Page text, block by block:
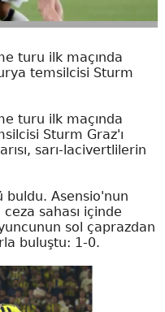
turu ilk maçında
temsilcisi Sturm
turu ilk maçında
Sturm Graz'ı
sarı-lacivertlilerin
buldu. Asensio'nun
sahası içinde
sol çaprazdan
buluştu: 1-0.